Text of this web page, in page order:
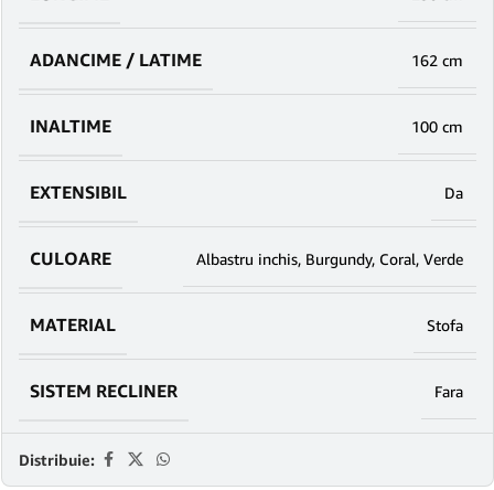
ADANCIME / LATIME 162 cm
INALTIME 100 cm
EXTENSIBIL Da
CULOARE Albastru inchis, Burgundy, Coral, Verde
MATERIAL Stofa
SISTEM RECLINER Fara
Distribuie: